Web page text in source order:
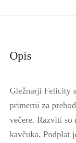
Opis
Gležnarji Felicity
primerni za
večere. Razviti so
kavčuka. Podplat